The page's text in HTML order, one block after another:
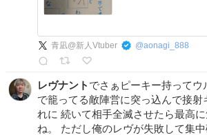
青凪@新人Vtuber @aonagi_888
レヴナント でさぁピーキー持ってウ
で籠ってる敵陣営に突っ込んで接射
れに 続いて相手全滅させたら最高
ね。 ただし俺のレヴが失敗して集